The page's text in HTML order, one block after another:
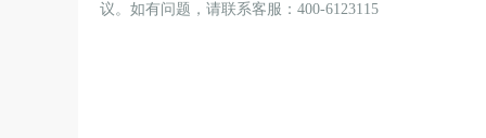
议。如有问题，请联系客服：400-6123115